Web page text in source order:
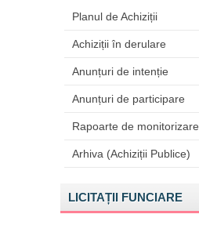
Planul de Achiziții
Achiziții în derulare
Anunțuri de intenție
Anunțuri de participare
Rapoarte de monitorizare
Arhiva (Achiziții Publice)
LICITAȚII FUNCIARE